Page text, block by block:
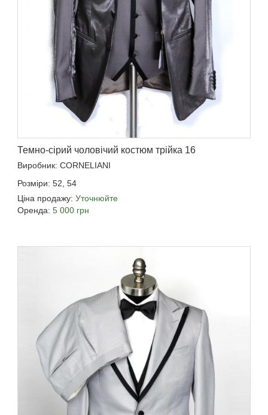
Темно-сірий чоловічий костюм трійка 16
Виробник: CORNELIANI
Розміри: 52, 54
Ціна продажу: Уточнюйте
Оренда: 5 000 грн